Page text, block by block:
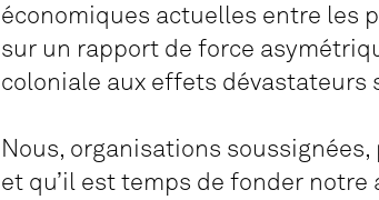
économiques actuelles entre les
sur un rapport de force
coloniale aux effets dévastateurs
Nous, organisations
et qu’il est temps de fonder